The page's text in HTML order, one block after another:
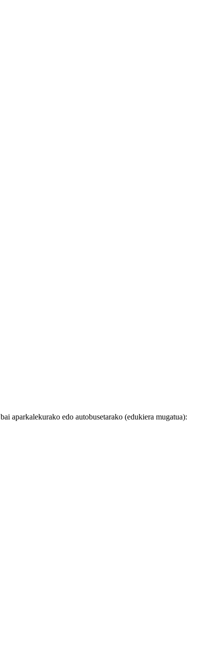
bai aparkalekurako edo autobusetarako (edukiera mugatua):